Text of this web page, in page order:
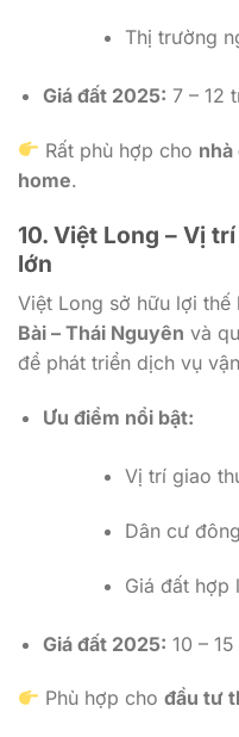
Thị trường
Giá đất 2025: 7 – 12
Rất phù hợp cho
home.
10. Việt Long – Vị
lớn
Việt Long sở hữu lợi thế
Bài – Thái Nguyên và
để phát triển dịch vụ
Ưu điểm nổi bật:
Vị trí giao
Dân cư
Giá đất hợp
Giá đất 2025: 10 –
Phù hợp chođầu tư